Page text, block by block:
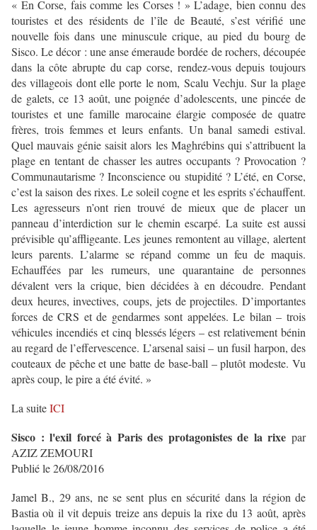
« En Corse, fais comme les Corses ! » L’adage, bien connu des
touristes et des résidents de l’île de Beauté, s’est vérifié une
nouvelle fois dans une minuscule crique, au pied du bourg de
Sisco. Le décor : une anse émeraude bordée de rochers, découpée
dans la côte abrupte du cap corse, ­rendez-vous depuis toujours
des villageois dont elle porte le nom, Scalu Vechju. Sur la plage
de galets, ce 13 août, une ­poignée d’adolescents, une pincée de
touristes et une famille marocaine élargie composée de quatre
frères, trois femmes et leurs enfants. Un banal samedi estival.
Quel mauvais génie ­saisit alors les Maghrébins qui s’attribuent la
plage en tentant de ­chasser les autres occupants ? Provocation ?
Communautarisme ? Inconscience ou stupidité ? L’été, en Corse,
c’est la saison des rixes. Le soleil cogne et les esprits s’échauffent.
Les ­agresseurs n’ont rien trouvé de mieux que de placer un
panneau d’interdiction sur le chemin escarpé. La suite est aussi
prévisible qu’affligeante. Les jeunes remontent au village, alertent
leurs parents. L’alarme se répand comme un feu de maquis.
Echauffées par les rumeurs, une quarantaine de personnes
dévalent vers la crique, bien décidées à en découdre. Pendant
deux heures, invectives, coups, jets de projectiles. D’importantes
forces de CRS et de gendarmes sont appelées. Le bilan – trois
véhicules incendiés et cinq blessés légers – est relativement bénin
au regard de ­l’effervescence. L’arsenal saisi – un fusil harpon, des
couteaux de pêche et une batte de ­base-ball – plutôt modeste. Vu
après coup, le pire a été évité. »
La suiteICI
Sisco : l'exil forcé à Paris des protagonistes de la rixe par
AZIZ ZEMOURI
Publié le 26/08/2016
Jamel B., 29 ans, ne se sent plus en sécurité dans la région de
Bastia où il vit depuis treize ans depuis la rixe du 13 août, après